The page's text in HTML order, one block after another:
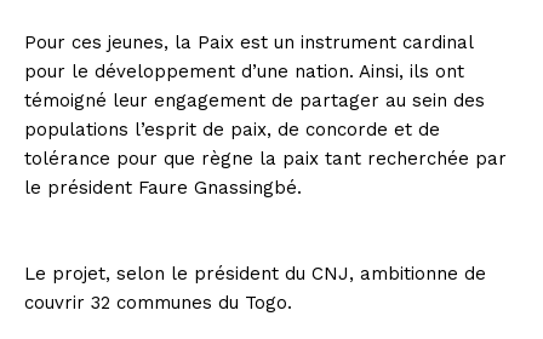
Pour ces jeunes, la Paix est un instrument cardinal
pour le développement d’une nation. Ainsi, ils ont
témoigné leur engagement de partager au sein des
populations l’esprit de paix, de concorde et de
tolérance pour que règne la paix tant recherchée par
le président Faure Gnassingbé.
Le projet, selon le président du CNJ, ambitionne de
couvrir 32 communes du Togo.